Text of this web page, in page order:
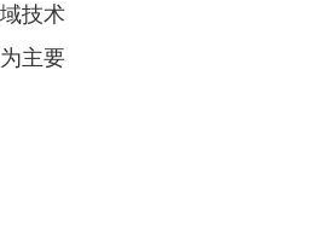
技术
主要